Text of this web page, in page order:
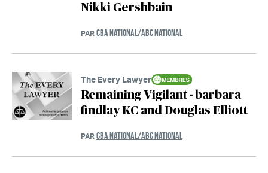
Nikki Gershbain
PAR CBA NATIONAL/ABC NATIONAL
The Every Lawyer
Remaining Vigilant - barbara
findlay KC and Douglas Elliott
PAR CBA NATIONAL/ABC NATIONAL